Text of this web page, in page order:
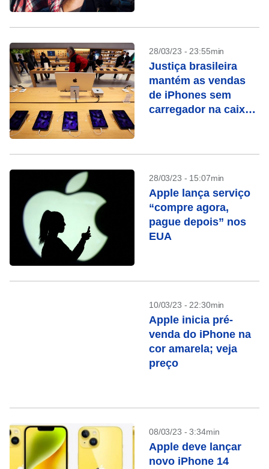
28/03/23 - 23:55min
Justiça brasileira
mantém as vendas
de iPhones sem
carregador na caixa
28/03/23 - 15:07min
Apple lança serviço
“compre agora,
pague depois” nos
EUA
10/03/23 - 22:30min
Apple inicia pré-
venda do iPhone na
cor amarela; veja
preço
08/03/23 - 3:34min
Apple deve lançar
novo iPhone 14